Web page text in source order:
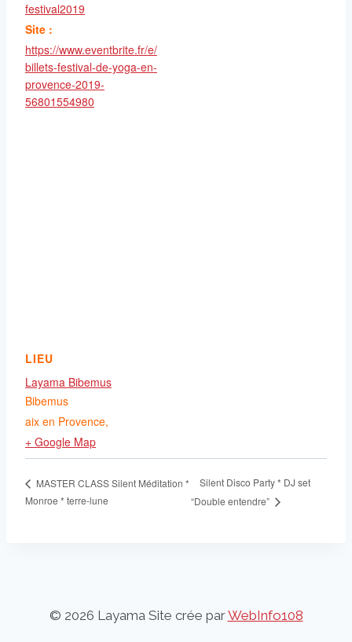
festival2019
Site :
https://www.eventbrite.fr/e/
billets-festival-de-yoga-en-
provence-2019-
56801554980
LIEU
Layama Bibemus
Bibemus
aix en Provence,
+ Google Map
MASTER CLASS Silent Méditation *
Monroe * terre-lune
Silent Disco Party * DJ set
“Double entendre”
© 2026 Layama Site crée parWebInfo108